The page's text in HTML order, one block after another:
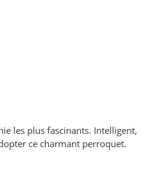
les plus fascinants. Intelligent,
ce charmant perroquet.